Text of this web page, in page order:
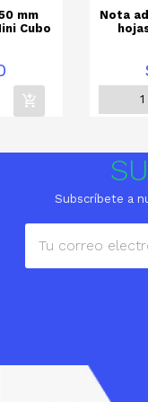
mm
Cubo
Nota
Subscríbete a